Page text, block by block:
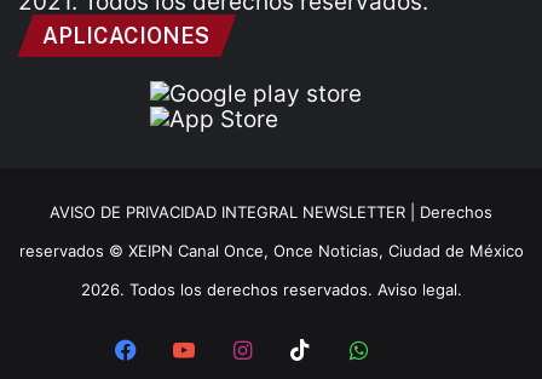
APLICACIONES
AVISO DE PRIVACIDAD INTEGRAL NEWSLETTER | Derechos
reservados © XEIPN Canal Once, Once Noticias, Ciudad de México
2026. Todos los derechos reservados. Aviso legal.
FacebookYouTubeInstagram
TikTokWhatsApp